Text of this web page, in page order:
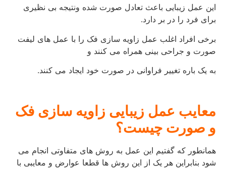
این عمل زیبایی باعث تعادل صورت شده ونتیجه بی نظیری
برای فرد را در بر دارد.
برخی افراد اغلب عمل زاویه سازی فک را با عمل های لیفت
صورت و جراحی بینی همراه می کنند و
به یک باره تغییر فراوانی در صورت خود ایجاد می کنند.
معایب عمل زیبایی زاویه سازی فک
و صورت چیست؟
همانطور که گفتیم این عمل به روش های متفاوتی انجام می
شود بنابراین هر یک از این روش ها قطعا عوارض و معایبی با